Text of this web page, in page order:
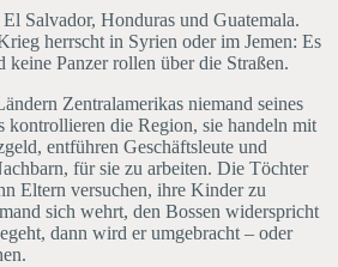
Salvador, Honduras und Guatemala.
herrscht in Syrien oder im Jemen: Es
Panzer rollen über die Straßen.
Zentralamerikas niemand seines
kontrollieren die Region, sie handeln mit
entführen Geschäftsleute und
für sie zu arbeiten. Die Töchter
Eltern versuchen, ihre Kinder zu
sich wehrt, den Bossen widerspricht
dann wird er umgebracht – oder